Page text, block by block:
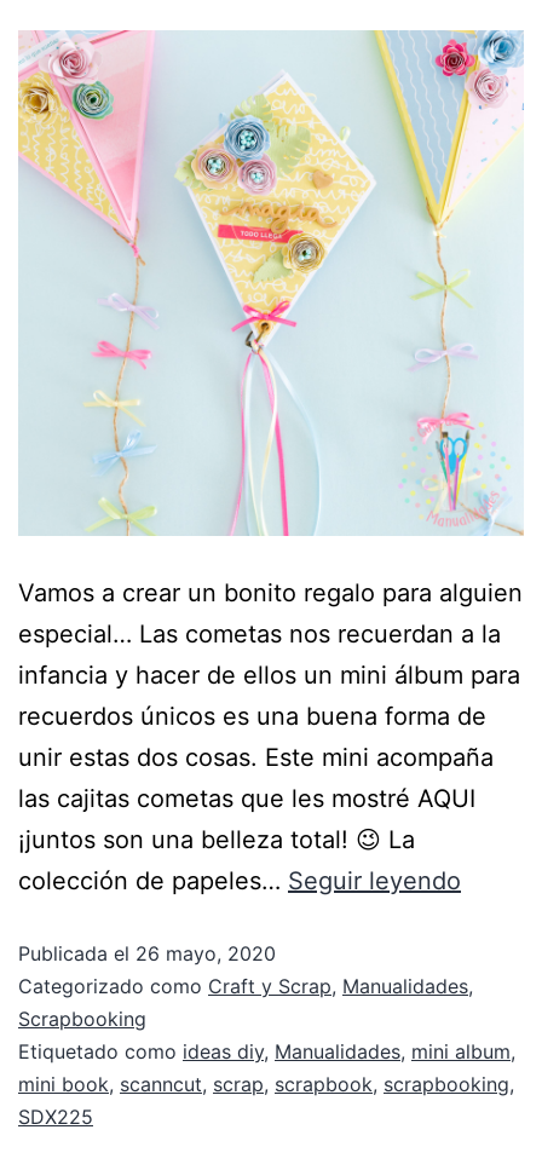
Vamos a crear un bonito regalo para alguien
especial… Las cometas nos recuerdan a la
infancia y hacer de ellos un mini álbum para
recuerdos únicos es una buena forma de
unir estas dos cosas. Este mini acompaña
las cajitas cometas que les mostré AQUI
¡juntos son una belleza total! 😉 La
colección de papeles… Seguir leyendo
Publicada el 26 mayo, 2020
Categorizado como Craft y Scrap, Manualidades,
Scrapbooking
Etiquetado como ideas diy, Manualidades, mini album,
mini book, scanncut, scrap, scrapbook, scrapbooking,
SDX225